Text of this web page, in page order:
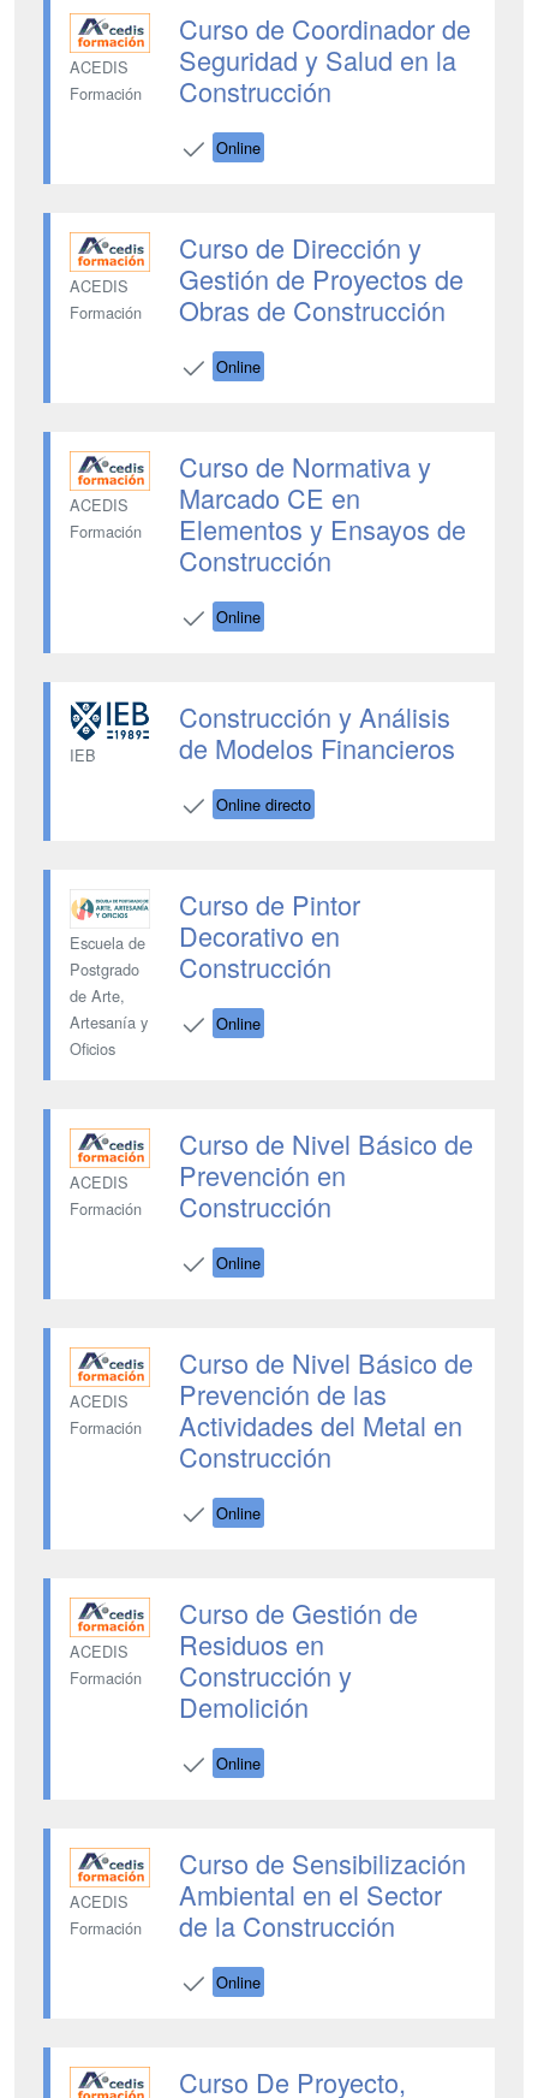
ACEDIS
Formación
Curso de Coordinador de
Seguridad y Salud en la
Construcción
Online
ACEDIS
Formación
Curso de Dirección y
Gestión de Proyectos de
Obras de Construcción
Online
ACEDIS
Formación
Curso de Normativa y
Marcado CE en
Elementos y Ensayos de
Construcción
Online
IEB
Construcción y Análisis
de Modelos Financieros
Online directo
Escuela de
Postgrado
de Arte,
Artesanía y
Oficios
Curso de Pintor
Decorativo en
Construcción
Online
ACEDIS
Formación
Curso de Nivel Básico de
Prevención en
Construcción
Online
ACEDIS
Formación
Curso de Nivel Básico de
Prevención de las
Actividades del Metal en
Construcción
Online
ACEDIS
Formación
Curso de Gestión de
Residuos en
Construcción y
Demolición
Online
ACEDIS
Formación
Curso de Sensibilización
Ambiental en el Sector
de la Construcción
Online
Curso De Proyecto,